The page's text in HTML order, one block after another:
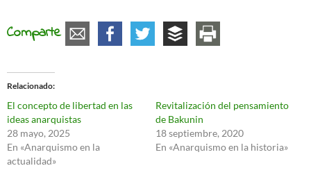
Comparte
Relacionado
El concepto de libertad en las
ideas anarquistas
28 mayo, 2025
En «Anarquismo en la
actualidad»
Revitalización del pensamiento
de Bakunin
18 septiembre, 2020
En «Anarquismo en la historia»